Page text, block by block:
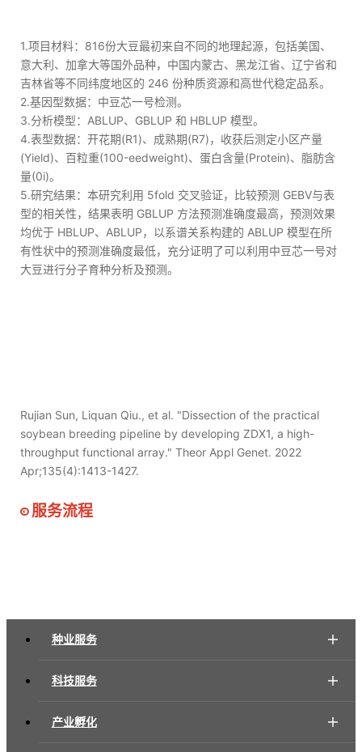
1.项目材料：816份大豆最初来自不同的地理起源，包括美国、
意大利、加拿大等国外品种，中国内蒙古、黑龙江省、辽宁省和
吉林省等不同纬度地区的 246 份种质资源和高世代稳定品系。
2.基因型数据：中豆芯一号检测。
3.分析模型：ABLUP、GBLUP 和 HBLUP 模型。
4.表型数据：开花期(R1)、成熟期(R7)，收获后测定小区产量
(Yield)、百粒重(100-eedweight)、蛋白含量(Protein)、脂肪含
量(0i)。
5.研究结果：本研究利用 5fold 交叉验证，比较预测 GEBV与表
型的相关性，结果表明 GBLUP 方法预测准确度最高，预测效果
均优于 HBLUP、ABLUP，以系谱关系构建的 ABLUP 模型在所
有性状中的预测准确度最低，充分证明了可以利用中豆芯一号对
大豆进行分子育种分析及预测。
Rujian Sun, Liquan Qiu., et al. "Dissection of the practical
soybean breeding pipeline by developing ZDX1, a high-
throughput functional array." Theor Appl Genet. 2022
Apr;135(4):1413-1427.
服务流程
种业服务
科技服务
产业孵化